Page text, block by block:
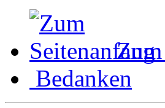
Bedanken